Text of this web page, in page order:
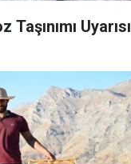
Uyarısı